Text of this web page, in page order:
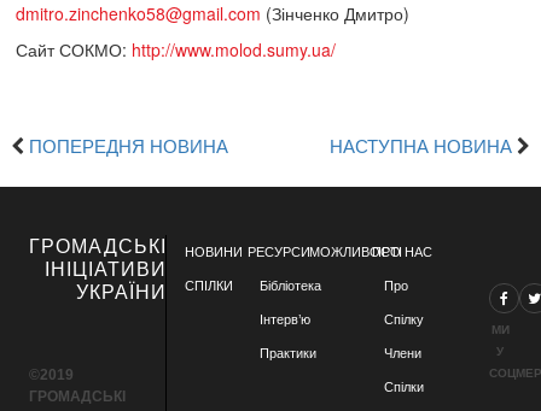
dmitro.zinchenko58@gmail.com (Зінченко Дмитро)
Сайт СОКМО: http://www.molod.sumy.ua/
ПОПЕРЕДНЯ НОВИНА НАСТУПНА НОВИНА
ГРОМАДСЬКІ
ІНІЦІАТИВИ
УКРАЇНИ
©2019
ГРОМАДСЬКІ
НОВИНИ
СПІЛКИ
РЕСУРСИ
Бібліотека
Інтерв’ю
Практики
МОЖЛИВОСТІПРО НАС
Про
Спілку
Члени
Спілки
МИ
У